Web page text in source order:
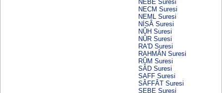
NEBE Suresi
NECM Suresi
NEML Suresi
NİSÂ Suresi
NÛH Suresi
NÛR Suresi
RA'D Suresi
RAHMÂN Suresi
RÛM Suresi
SÂD Suresi
SAFF Suresi
SÂFFÂT Suresi
SEBE Suresi